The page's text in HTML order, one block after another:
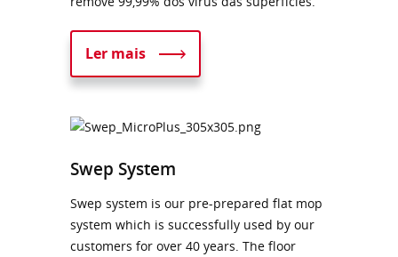
Ler mais
Swep System
Swep system is our pre-prepared flat mop
system which is successfully used by our
customers for over 40 years. The floor